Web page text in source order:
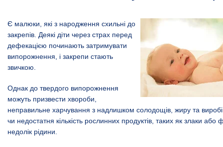
Є малюки, які з народження схильні до
закрепів. Деякі діти через страх перед
дефекацією починають затримувати
випорожнення, і закрепи стають
звичкою.
Однак до твердого випорожнення
можуть призвести хвороби,
неправильне харчування з надлишком солодощів, жиру та
чи недостатня кількість рослинних продуктів, таких як злаки або
недолік рідини.